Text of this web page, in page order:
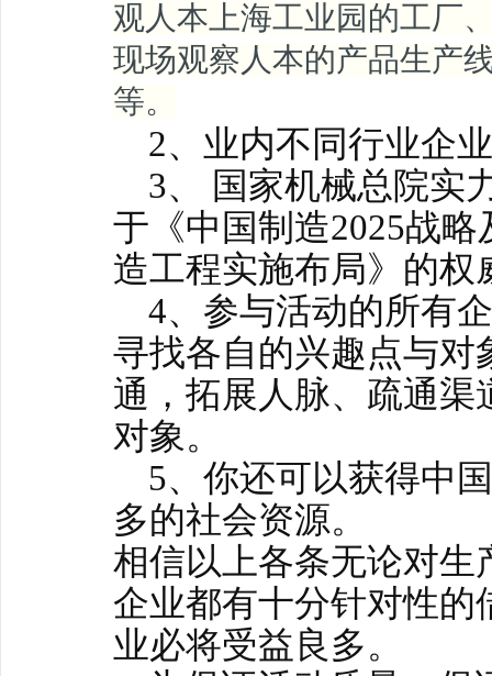
观人本上海工业园的工厂
现场观察人本的产品生产
等。
2、业内不同行业企
3、 国家机械总院实
于《中国制造2025战
造工程实施布局》的权
4、参与活动的所有
寻找各自的兴趣点与对
通，拓展人脉、疏通渠
对象。
5、你还可以获得中
多的社会资源。
相信以上各条无论对生
企业都有十分针对性的
业必将受益良多。